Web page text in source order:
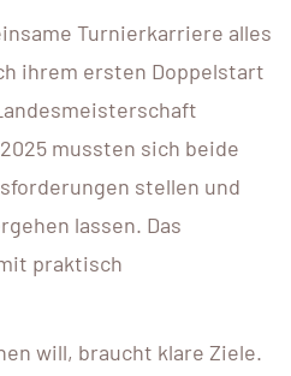
Turnierkarriere alles
ihrem ersten Doppelstart
mussten sich beide
stellen und
lassen. Das
praktisch
will, braucht klare Ziele.